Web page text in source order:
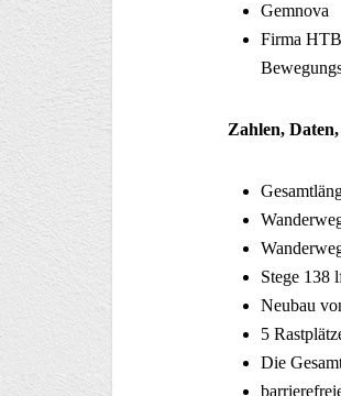
Gemnova
Firma
Zahlen,
Stege 138
Neubau
5
Die